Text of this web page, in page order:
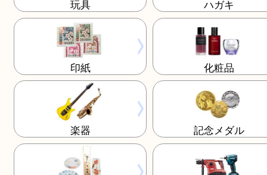
香水
玩具 ハガキ
印紙 化粧品